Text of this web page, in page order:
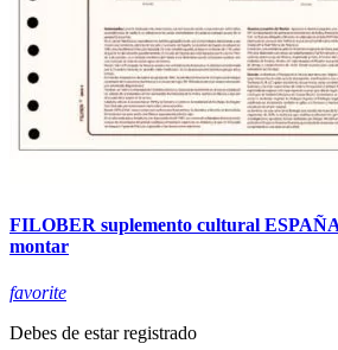
FILOBER suplemento cultural ESPAÑA
montar
favorite
Debes de estar registrado